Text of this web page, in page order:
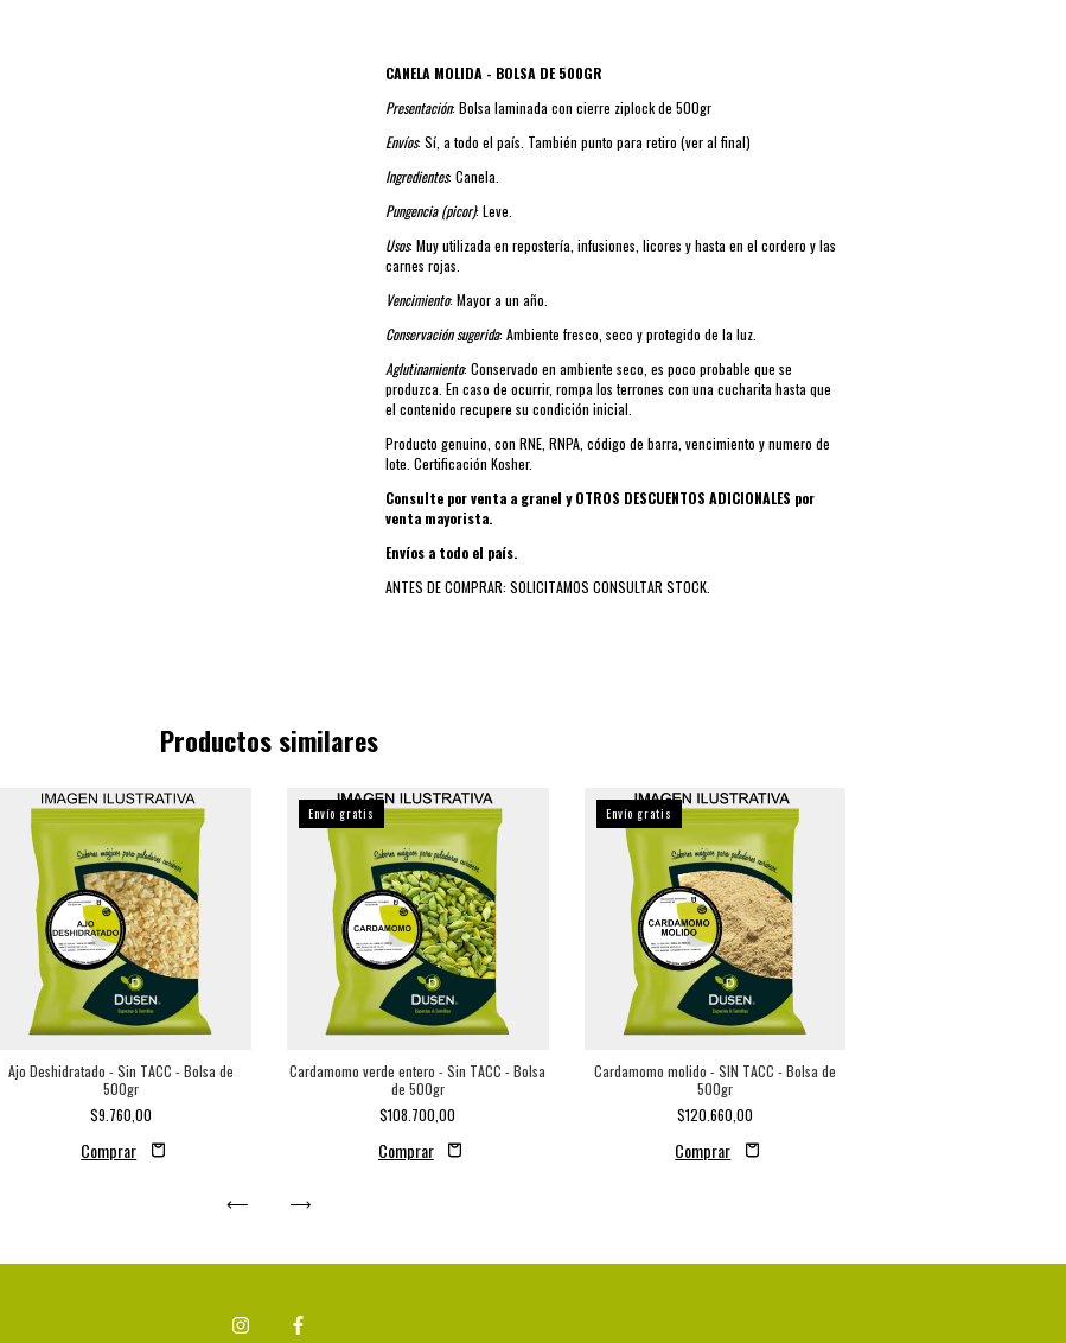
CANELA MOLIDA - BOLSA DE 500GR
Presentación: Bolsa laminada con cierre ziplock de 500gr
Envíos: Sí, a todo el país. También punto para retiro (ver al final)
Ingredientes: Canela.
Pungencia (picor): Leve.
Usos: Muy utilizada en repostería, infusiones, licores y hasta en el cordero y las
carnes rojas.
Vencimiento: Mayor a un año.
Conservación sugerida: Ambiente fresco, seco y protegido de la luz.
Aglutinamiento: Conservado en ambiente seco, es poco probable que se
produzca. En caso de ocurrir, rompa los terrones con una cucharita hasta que
el contenido recupere su condición inicial.
Producto genuino, con RNE, RNPA, código de barra, vencimiento y numero de
lote. Certificación Kosher.
Consulte por venta a granel y OTROS DESCUENTOS ADICIONALES por
venta mayorista.
Envíos a todo el país.
ANTES DE COMPRAR: SOLICITAMOS CONSULTAR STOCK.
Productos similares
Ajo Deshidratado - Sin TACC - Bolsa de
500gr
$9.760,00
Envío gratis
Cardamomo verde entero - Sin TACC - Bolsa
de 500gr
$108.700,00
Envío gratis
Cardamomo molido - SIN TACC - Bolsa de
500gr
$120.660,00